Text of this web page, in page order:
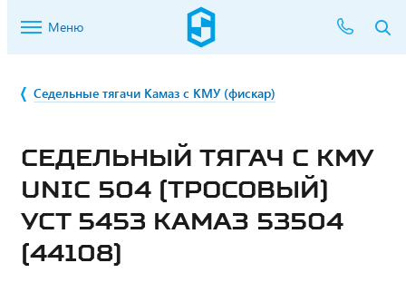
Меню
Седельные тягачи Камаз с КМУ (фискар)
СЕДЕЛЬНЫЙ ТЯГАЧ С КМУ
UNIC 504 (ТРОСОВЫЙ)
УСТ 5453 КАМАЗ 53504
(44108)